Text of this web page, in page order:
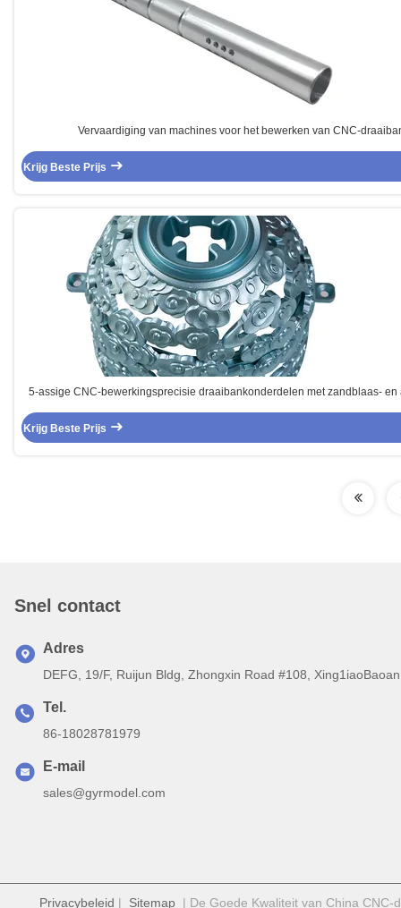
Vervaardiging van machines voor het bewerken van CNC-
Krijg Beste Prijs
5-assige CNC-bewerkingsprecisie draaibankonderdelen met zandblaas- en
Krijg Beste Prijs
Snel contact
Adres
DEFG, 19/F, Ruijun Bldg, Zhongxin Road #108,
Tel.
86-18028781979
E-mail
sales@gyrmodel.com
Privacybeleid | Sitemap | De Goede Kwaliteit van China